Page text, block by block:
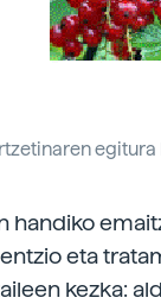
handiko
eta
kezka: